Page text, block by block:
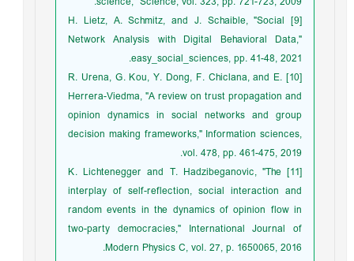
[9] H. Lietz, A. Schmitz, and J. Schaible, "Social
Network Analysis with Digital Behavioral Data,"
easy_social_sciences, pp. 41-48, 2021.
[10] R. Urena, G. Kou, Y. Dong, F. Chiclana, and E.
Herrera-Viedma, "A review on trust propagation and
opinion dynamics in social networks and group
decision making frameworks," Information sciences,
vol. 478, pp. 461-475, 2019.
[11] K. Lichtenegger and T. Hadzibeganovic, "The
interplay of self-reflection, social interaction and
random events in the dynamics of opinion flow in
two-party democracies," International Journal of
Modern Physics C, vol. 27, p. 1650065, 2016.